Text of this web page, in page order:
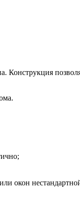
окон